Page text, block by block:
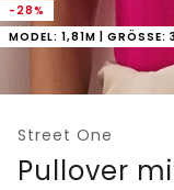
-28%
MODEL: 1,81M | GRÖSSE: 36
Street One
Pullover